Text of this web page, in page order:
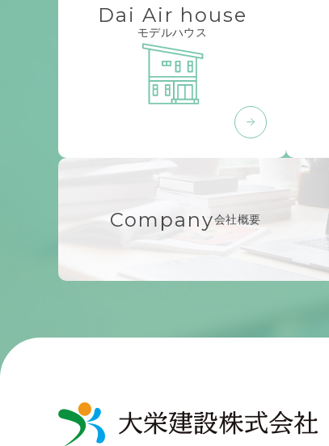
Dai Air house
モデルハウス
Company会社概要